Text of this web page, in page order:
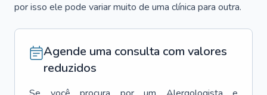
por isso ele pode variar muito de uma clínica para outra.
Agende uma consulta com valores
reduzidos